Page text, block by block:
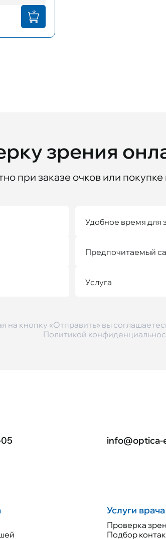
зрения
при заказе очков или
Удобное время для
Предпочитаемый
Услуга
на кнопку «Отправить» вы
Политикой
info@optica-
Услуги врача
Проверка
Подбор